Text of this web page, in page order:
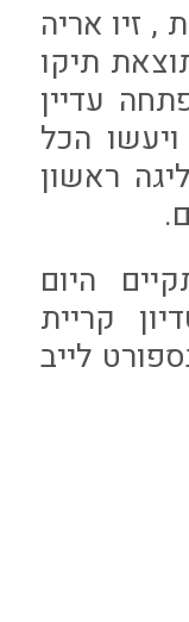
, זיו אריה
תיקו
עדיין
הכל
ראשון
היום
קריית
לייב